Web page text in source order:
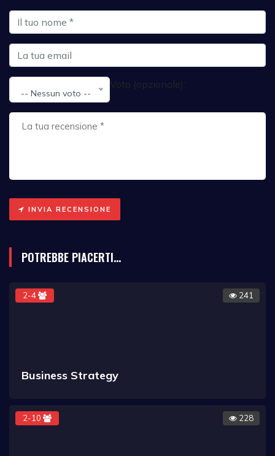
Voto (opzionale):
-- Nessun voto --
INVIA RECENSIONE
POTREBBE PIACERTI...
2-4 241
Business Strategy
2-10 228